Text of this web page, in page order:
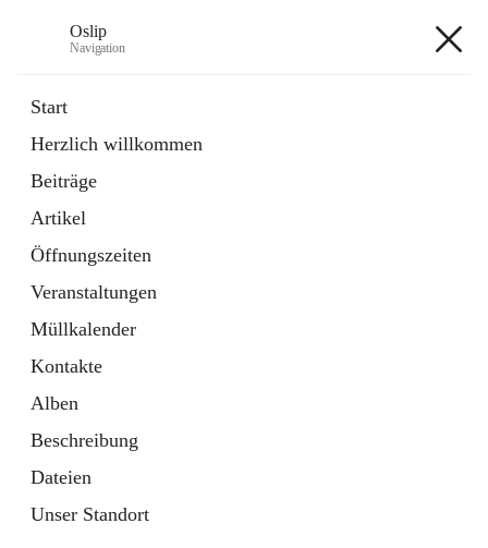
Oslip
Navigation
Start
Herzlich willkommen
Beiträge
Artikel
Öffnungszeiten
Veranstaltungen
Müllkalender
Kontakte
Alben
Beschreibung
Dateien
Unser Standort
Externe Webseite
in
Tab
Bundeskanzleramt Österreich
Externe Webseite
öffnet
in
neuem
Tab